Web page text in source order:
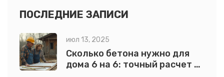
ПОСЛЕДНИЕ ЗАПИСИ
июл 13, 2025
Сколько бетона нужно для
дома 6 на 6: точный расчет и